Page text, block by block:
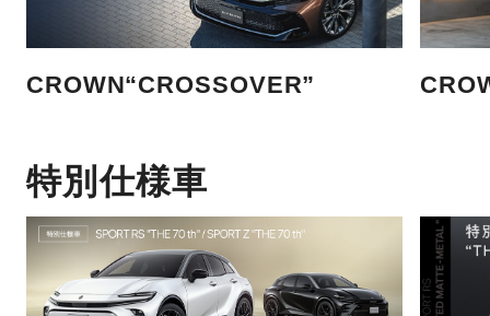
CROWN“CROSSOVER”
特別仕様車